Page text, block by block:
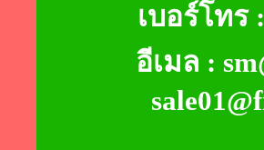
เบอร์โทร
อีเมล :